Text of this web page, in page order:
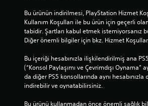
o
y
n
a
a
b
i
l
r
Bu ürünün indirilmesi, PlayStation Hizmet
Kullanım Koşulları ile bu ürün için geçerli
tabidir. Şartları kabul etmek istemiyorsanız
Diğer önemli bilgiler için bkz. Hizmet
Bu içeriği hesabınızla ilişkilendirilmiş ana
(“Konsol Paylaşımı ve Çevrimdışı Oynama”
da diğer PS5 konsollarında aynı hesabınızla
indirebilir ve oynatabilirsiniz.
Bu ürünü kullanmadan önce önemli sağlık